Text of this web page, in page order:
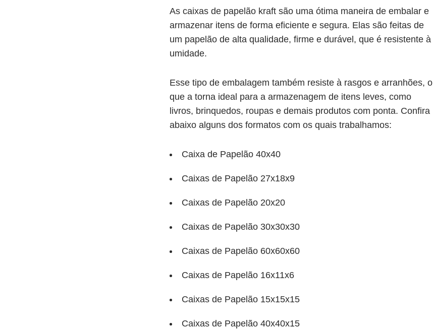
As caixas de papelão kraft são uma ótima maneira de embalar e
armazenar itens de forma eficiente e segura. Elas são feitas de
um papelão de alta qualidade, firme e durável, que é resistente à
umidade.
Esse tipo de embalagem também resiste à rasgos e arranhões, o
que a torna ideal para a armazenagem de itens leves, como
livros, brinquedos, roupas e demais produtos com ponta. Confira
abaixo alguns dos formatos com os quais trabalhamos:
Caixa de Papelão 40x40
Caixas de Papelão 27x18x9
Caixas de Papelão 20x20
Caixas de Papelão 30x30x30
Caixas de Papelão 60x60x60
Caixas de Papelão 16x11x6
Caixas de Papelão 15x15x15
Caixas de Papelão 40x40x15